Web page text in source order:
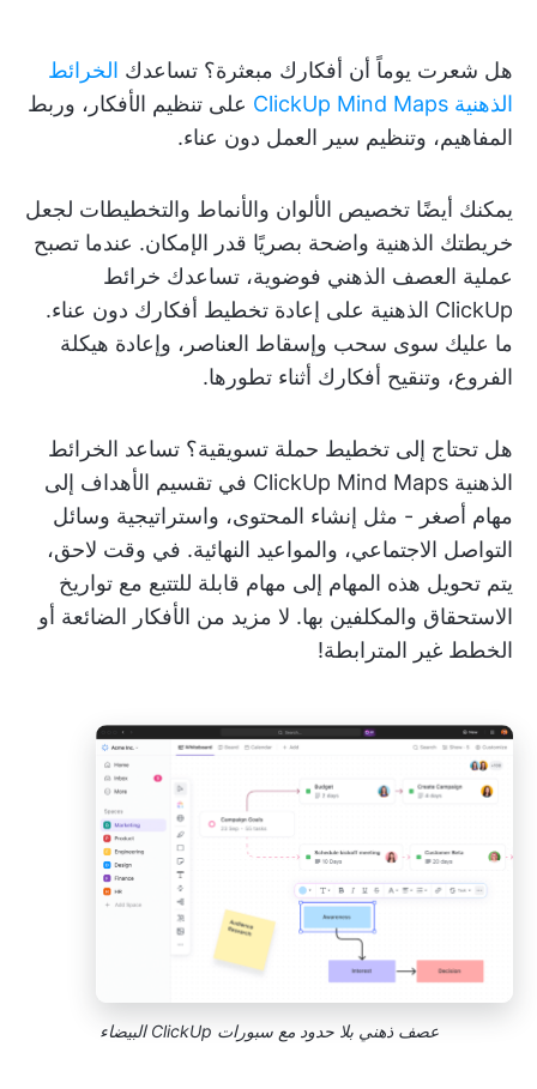
هل شعرت يوماً أن أفكارك مبعثرة؟ تساعدك الخرائط
الذهنية ClickUp Mind Maps
على تنظيم الأفكار، وربط
المفاهيم، وتنظيم سير العمل دون عناء.
يمكنك أيضًا تخصيص الألوان والأنماط والتخطيطات لجعل
خريطتك الذهنية واضحة بصريًا قدر الإمكان. عندما تصبح
عملية العصف الذهني فوضوية، تساعدك خرائط
ClickUp الذهنية على إعادة تخطيط أفكارك دون عناء.
ما عليك سوى سحب وإسقاط العناصر، وإعادة هيكلة
الفروع، وتنقيح أفكارك أثناء تطورها.
هل تحتاج إلى تخطيط حملة تسويقية؟ تساعد الخرائط
الذهنية ClickUp Mind Maps في تقسيم الأهداف إلى
مهام أصغر - مثل إنشاء المحتوى، واستراتيجية وسائل
التواصل الاجتماعي، والمواعيد النهائية. في وقت لاحق،
يتم تحويل هذه المهام إلى مهام قابلة للتتبع مع تواريخ
الاستحقاق والمكلفين بها. لا مزيد من الأفكار الضائعة أو
الخطط غير المترابطة!
عصف ذهني بلا حدود مع سبورات ClickUp البيضاء